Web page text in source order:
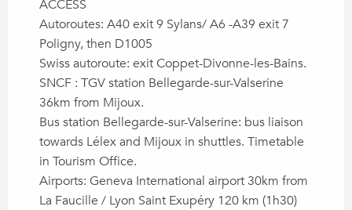
ACCESS
Autoroutes: A40 exit 9 Sylans/ A6 -A39 exit 7
Poligny, then D1005
Swiss autoroute: exit Coppet-Divonne-les-Bains.
SNCF : TGV station Bellegarde-sur-Valserine
36km from Mijoux.
Bus station Bellegarde-sur-Valserine: bus liaison
towards Lélex and Mijoux in shuttles. Timetable
in Tourism Office.
Airports: Geneva International airport 30km from
La Faucille / Lyon Saint Exupéry 120 km (1h30)